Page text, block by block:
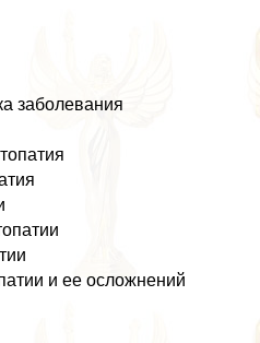
заболевания
и ее осложнений